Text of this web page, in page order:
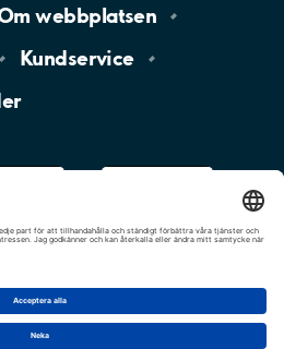
webbplatsen
Kundservice